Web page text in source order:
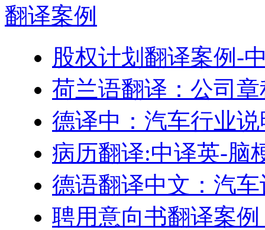
翻译案例
股权计划翻译案例-
荷兰语翻译：公司
德译中：汽车行业
病历翻译:中译英-脑
德语翻译中文：汽
聘用意向书翻译案